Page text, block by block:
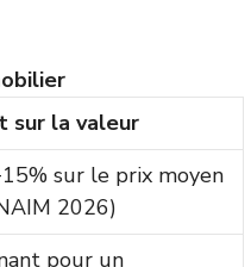
sur la valeur
sur le prix moyen
2026)
pour un